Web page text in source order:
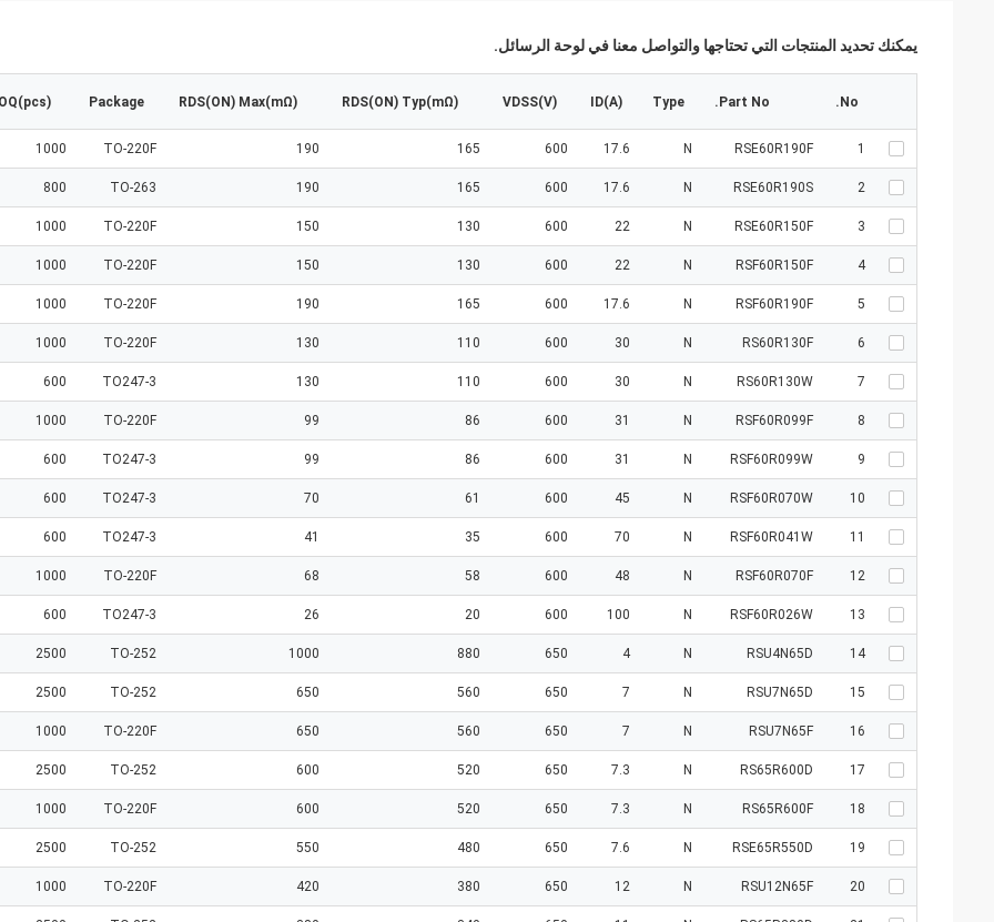
يمكنك تحديد المنتجات التي تحتاجها والتواصل معنا في لوحة الرسائل.
No.
Part No.
Type
ID(A)
VDSS(V)
RDS(ON) Typ(mΩ)
RDS(ON) Max(mΩ)
Package
1
RSE60R190F
N
17.6
600
165
190
TO-220F
1000
2
RSE60R190S
N
17.6
600
165
190
TO-263
800
3
RSE60R150F
N
22
600
130
150
TO-220F
1000
4
RSF60R150F
N
22
600
130
150
TO-220F
1000
5
RSF60R190F
N
17.6
600
165
190
TO-220F
1000
6
RS60R130F
N
30
600
110
130
TO-220F
1000
7
RS60R130W
N
30
600
110
130
TO247-3
600
8
RSF60R099F
N
31
600
86
99
TO-220F
1000
9
RSF60R099W
N
31
600
86
99
TO247-3
600
10
RSF60R070W
N
45
600
61
70
TO247-3
600
11
RSF60R041W
N
70
600
35
41
TO247-3
600
12
RSF60R070F
N
48
600
58
68
TO-220F
1000
13
RSF60R026W
N
100
600
20
26
TO247-3
600
14
RSU4N65D
N
4
650
880
1000
TO-252
2500
15
RSU7N65D
N
7
650
560
650
TO-252
2500
16
RSU7N65F
N
7
650
560
650
TO-220F
1000
17
RS65R600D
N
7.3
650
520
600
TO-252
2500
18
RS65R600F
N
7.3
650
520
600
TO-220F
1000
19
RSE65R550D
N
7.6
650
480
550
TO-252
2500
20
RSU12N65F
N
12
650
380
420
TO-220F
1000